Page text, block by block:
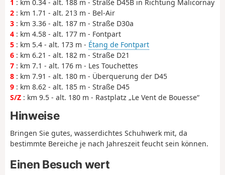
1 : km 0.34 - alt. 188 m - Straße D45B in Richtung Malicornay
2 : km 1.71 - alt. 213 m - Bel-Air
3 : km 3.36 - alt. 187 m - Straße D30a
4 : km 4.58 - alt. 177 m - Fontpart
5 : km 5.4 - alt. 173 m - Étang de Fontpart
6 : km 6.21 - alt. 182 m - Straße D21
7 : km 7.1 - alt. 176 m - Les Touchettes
8 : km 7.91 - alt. 180 m - Überquerung der D45
9 : km 8.62 - alt. 185 m - Straße D45
S/Z : km 9.5 - alt. 180 m - Rastplatz „Le Vent de Bouesse“
Hinweise
Bringen Sie gutes, wasserdichtes Schuhwerk mit, da
bestimmte Bereiche je nach Jahreszeit feucht sein können.
Einen Besuch wert